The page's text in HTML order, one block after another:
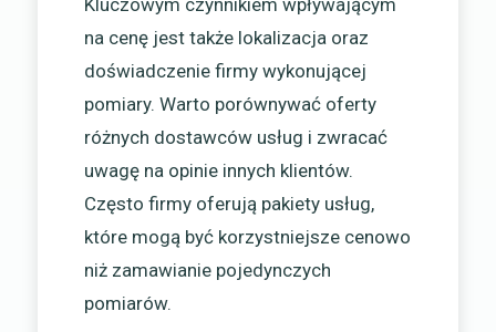
na cenę jest także lokalizacja oraz
doświadczenie firmy wykonującej
pomiary. Warto porównywać oferty
różnych dostawców usług i zwracać
uwagę na opinie innych klientów.
Często firmy oferują pakiety usług,
które mogą być korzystniejsze cenowo
niż zamawianie pojedynczych
pomiarów.